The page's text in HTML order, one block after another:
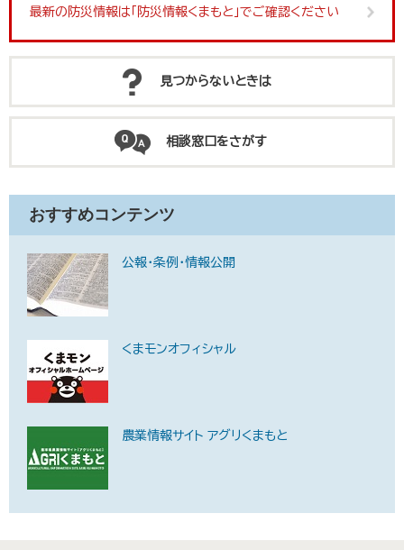
最新の防災情報は「防災情報くまもと」でご確認ください
見つからないときは
相談窓口をさがす
おすすめコンテンツ
公報・条例・情報公開
くまモンオフィシャル
農業情報サイト アグリくまもと